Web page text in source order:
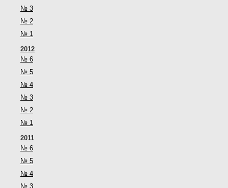
№ 3
№ 2
№ 1
2012
№ 6
№ 5
№ 4
№ 3
№ 2
№ 1
2011
№ 6
№ 5
№ 4
№ 3